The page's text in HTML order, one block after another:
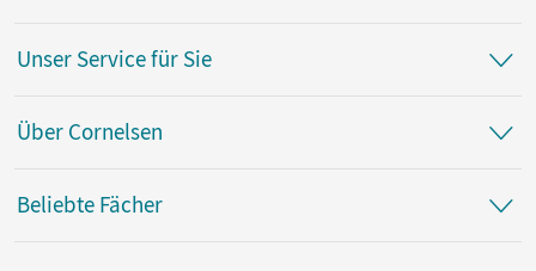
Unser Service für Sie
Über Cornelsen
Beliebte Fächer